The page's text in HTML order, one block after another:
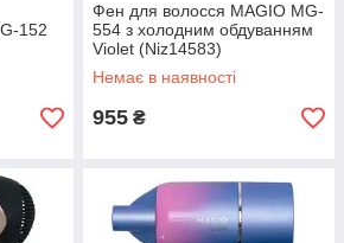
152
Фен для волосся MAGIO MG-
554 з холодним обдуванням
Violet (Niz14583)
Немає в наявності
955 ₴